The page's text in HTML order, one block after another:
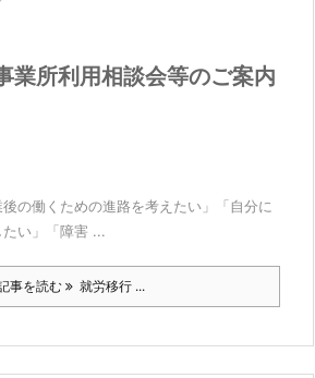
業所利用相談会等のご案内
の働くための進路を考えたい」「自分に
い」「障害 ...
事を読む 就労移行 ...